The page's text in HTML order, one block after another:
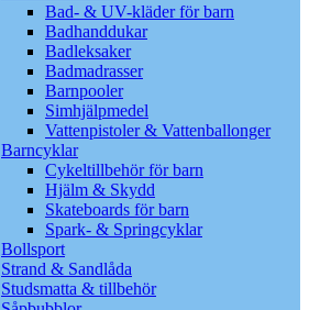
Bad- & UV-kläder för barn
Badhanddukar
Badleksaker
Badmadrasser
Barnpooler
Simhjälpmedel
Vattenpistoler & Vattenballonger
Barncyklar
Cykeltillbehör för barn
Hjälm & Skydd
Skateboards för barn
Spark- & Springcyklar
Bollsport
Strand & Sandlåda
Studsmatta & tillbehör